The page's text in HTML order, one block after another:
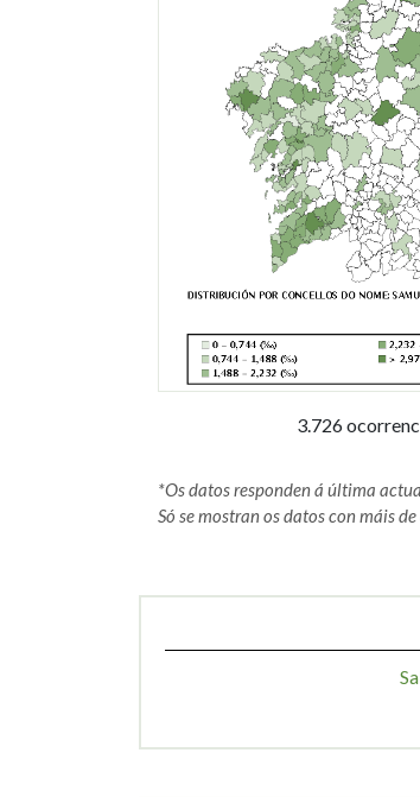
3.726
*Os datos responden á última
Só se mostran os datos con máis